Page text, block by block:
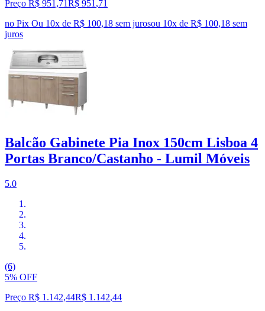
Preço R$ 951,71R$ 951 ,71
no Pix Ou 10x de R$ 100,18 sem jurosou 10x de R$ 100,18 sem
juros
Balcão Gabinete Pia Inox 150cm Lisboa 4
Portas Branco/Castanho - Lumil Móveis
5.0
(6)
5% OFF
Preço R$ 1.142,44R$ 1.142,44